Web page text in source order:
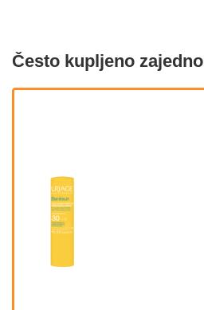
Često kupljeno zajedno